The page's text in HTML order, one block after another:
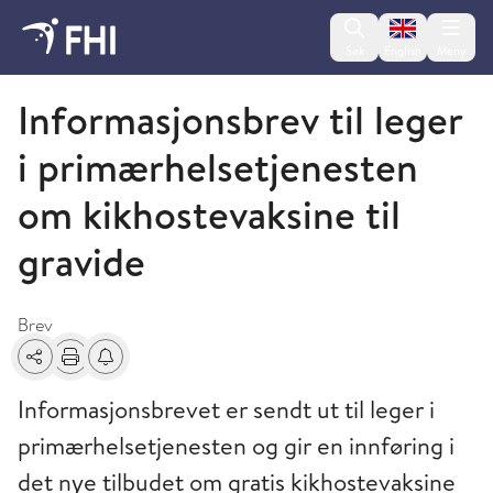
Change
Brev
Informasjonsbrev til leger
i primærhelsetjenesten
om kikhostevaksine til
gravide
Brev
Del Skriv utFå varsel om endringer
Informasjonsbrevet er sendt ut til leger i
primærhelsetjenesten og gir en innføring i
det nye tilbudet om gratis kikhostevaksine